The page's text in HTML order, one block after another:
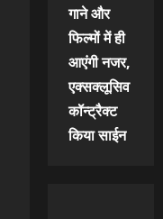
गाने और
फिल्मों में ही
आएंगी नजर,
एक्सक्लूसिव
कॉन्ट्रैक्ट
किया साईन